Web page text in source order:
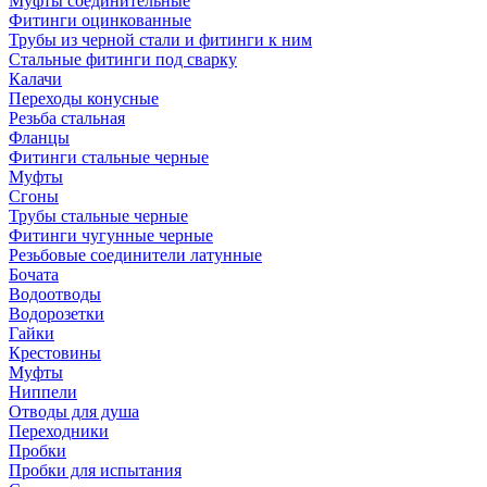
Фитинги оцинкованные
Трубы из черной стали и фитинги к ним
Стальные фитинги под сварку
Калачи
Переходы конусные
Резьба стальная
Фланцы
Фитинги стальные черные
Муфты
Сгоны
Трубы стальные черные
Фитинги чугунные черные
Резьбовые соединители латунные
Бочата
Водоотводы
Водорозетки
Гайки
Крестовины
Муфты
Ниппели
Отводы для душа
Переходники
Пробки
Пробки для испытания